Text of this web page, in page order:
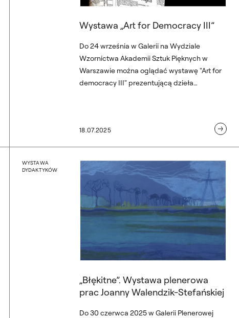
Wystawa „Art for Democracy III”
Do 24 września w Galerii na Wydziale
Wzornictwa Akademii Sztuk Pięknych w
Warszawie można oglądać wystawę "Art for
democracy III" prezentującą dzieła
18.07.2025
Marca i Andrzeja
„Błękitne”. Wystawa
WYSTAWA
DYDAKTYKÓW
„Błękitne”. Wystawa prac
„Błękitne”. Wystawa plenerowa
prac Joanny Walendzik-Stefańskiej
Do 30 czerwca 2025 w Galerii Plenerowej